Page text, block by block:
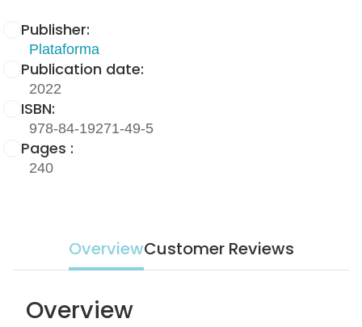
Publisher:
Plataforma
Publication date:
2022
ISBN:
978-84-19271-49-5
Pages :
240
OverviewCustomer Reviews
Overview